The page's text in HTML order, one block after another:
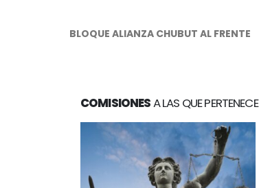
BLOQUE ALIANZA CHUBUT AL FRENTE
COMISIONESA LAS QUE PERTENECE